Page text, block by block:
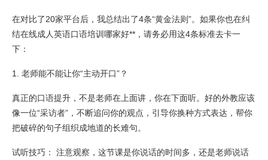
在对比了20家平台后，我总结出了4条“黄金法则”。如果你也在纠
结在线成人英语口语培训哪家好**，请务必用这4条标准去卡一
下：
1. 老师能不能让你“主动开口”？
真正的口语提升，不是老师在上面讲，你在下面听。好的外教应该
像一位“采访者”，不断追问你的观点，引导你换种方式表达，帮你
把破碎的句子组织成地道的长难句。
试听技巧： 注意观察，这节课是你说话的时间多，还是老师说话